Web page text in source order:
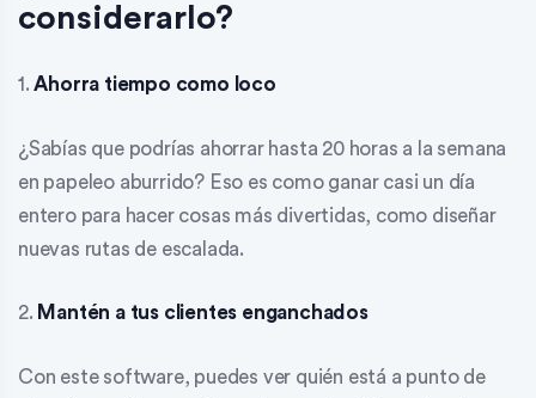
considerarlo?
1.Ahorra tiempo como loco
¿Sabías que podrías ahorrar hasta 20 horas a la semana
en papeleo aburrido? Eso es como ganar casi un día
entero para hacer cosas más divertidas, como diseñar
nuevas rutas de escalada.
2. Mantén a tus clientes enganchados
Con este software, puedes ver quién está a punto de